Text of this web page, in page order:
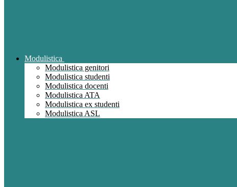
Modulistica
Modulistica genitori
Modulistica studenti
Modulistica docenti
Modulistica ATA
Modulistica ex studenti
Modulistica ASL